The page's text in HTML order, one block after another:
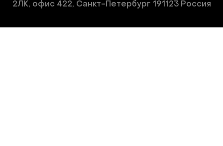
2ЛК, офис 422, Санкт-Петербург 191123 Россия